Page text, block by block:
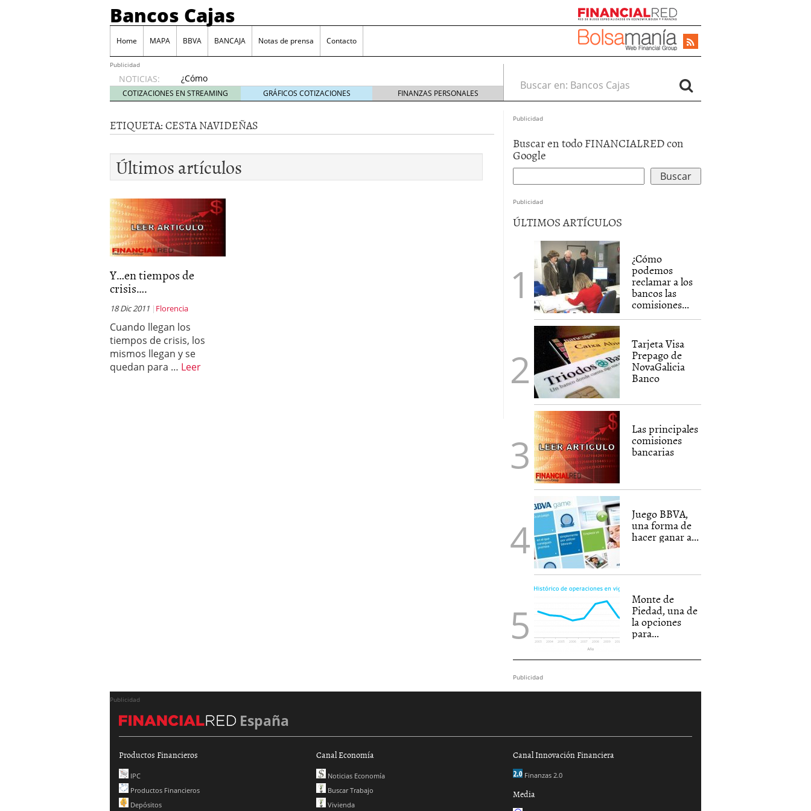
Bancos Cajas
Home MAPA BBVA BANCAJA Notas de prensa Contacto
Publicidad
NOTICIAS:
¿Cómo
podemos
reclamar
bancos
las
comisiones
por
descubierto?
2014
Tarjeta Visa Prepago de NovaGalicia Banco
Las principales comisiones bancarias
Juego BBVA, una forma de hacer ganar a los clientes
Monte de Piedad, una de la opciones para conseguir efectivo
COTIZACIONES EN STREAMING GRÁFICOS COTIZACIONES FINANZAS PERSONALES
Buscar en:
ETIQUETA:CESTA NAVIDEÑAS
Últimos artículos
Y…en tiempos de
crisis….
18 Dic 2011 Florencia
Cuando llegan los
tiempos de crisis, los
mismos llegan y se
quedan para … Leer
Publicidad
Buscar en todo FINANCIALRED con
Google
Publicidad
ÚLTIMOS ARTÍCULOS
¿Cómo
podemos
reclamar a los
bancos las
comisiones...
Tarjeta Visa
Prepago de
NovaGalicia
Banco
Las principales
comisiones
bancarias
Juego BBVA,
una forma de
hacer ganar a...
Monte de
Piedad, una de
la opciones
para...
Publicidad
Publicidad
España
Productos Financieros
IPC
Productos Financieros
Depósitos
Canal Economía
Noticias Economía
Buscar Trabajo
Vivienda
Canal Innovación Financiera
Finanzas 2.0
Media